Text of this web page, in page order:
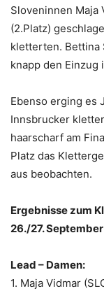
Sloveninnen Maja
(2.Platz)
kletterten. Bettina
knapp den Einzug
Ebenso erging es
Innsbrucker
haarscharf am
Platz das
aus beobachten.
Ergebnisse zum
26./27.
Lead – Damen:
1. Maja Vidmar